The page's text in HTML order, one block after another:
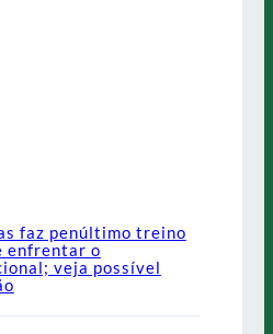
faz penúltimo treino
enfrentar o
veja possível